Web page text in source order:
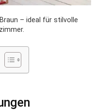
– ideal für stilvolle